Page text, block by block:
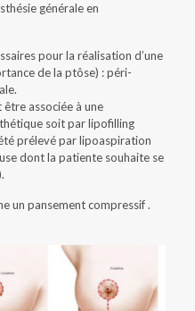
générale en
pour la réalisation d’une
de la ptôse) : péri-
associée à une
soit par lipofilling
prélevé par lipoaspiration
dont la patiente souhaite se
un pansement compressif .